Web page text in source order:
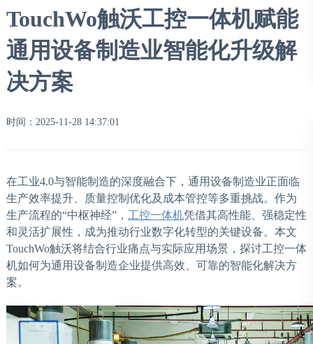
TouchWo触沃工控一体机赋能
通用设备制造业智能化升级解
决方案
时间：2025-11-28 14:37:01
在工业4.0与智能制造的深度融合下，通用设备制造业正面临
生产效率提升、质量控制优化及成本管控等多重挑战。作为
生产流程的“中枢神经”， 工控一体机凭借其高性能、强稳定性
和灵活扩展性，成为推动行业数字化转型的关键设备。本文
TouchWo触沃将结合行业痛点与实际应用场景，探讨工控一体
机如何为通用设备制造企业提供高效、可靠的智能化解决方
案。